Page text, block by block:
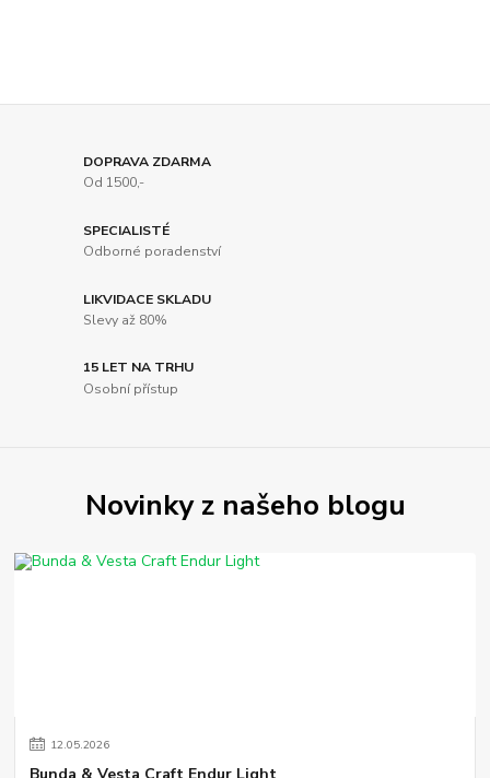
DOPRAVA ZDARMA
Od 1500,-
SPECIALISTÉ
Odborné poradenství
LIKVIDACE SKLADU
Slevy až 80%
15 LET NA TRHU
Osobní přístup
Novinky z našeho blogu
12.05.2026